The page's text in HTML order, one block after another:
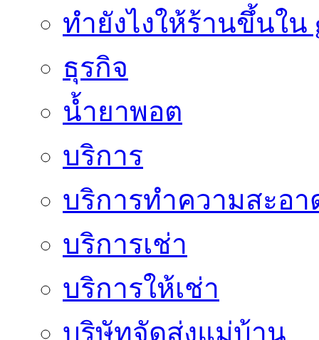
ทํายังไงให้ร้านขึ้นใน
ธุรกิจ
น้ำยาพอต
บริการ
บริการทำความสะอา
บริการเช่า
บริการให้เช่า
บริษัทจัดส่งแม่บ้าน